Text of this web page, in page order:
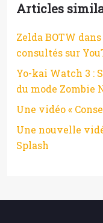
Articles
Zelda BOTW
consultés sur
Yo-kai Watch 3 :
du mode Zombie
Une vidéo «
Une nouvelle
Splash